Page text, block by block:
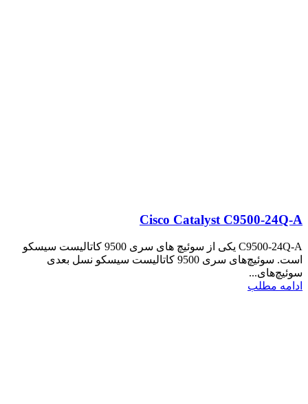
Cisco Catalyst C9500-24Q-A
C9500-24Q-A یکی از سوئیچ های سری 9500 کاتالیست سیسکو
است. سوئیچ‌های سری 9500 کاتالیست سیسکو نسل بعدی
سوئیچ‌های...
ادامه مطلب